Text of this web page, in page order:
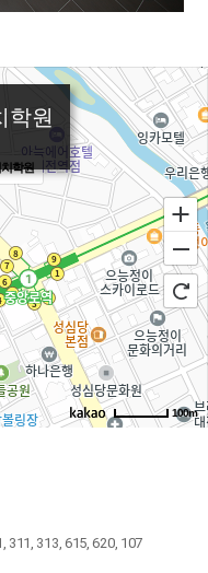
학원
학원
100m
313, 615, 620, 107